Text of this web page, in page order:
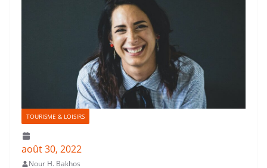
TOURISME & LOISIRS
août 30, 2022
Nour H. Bakhos